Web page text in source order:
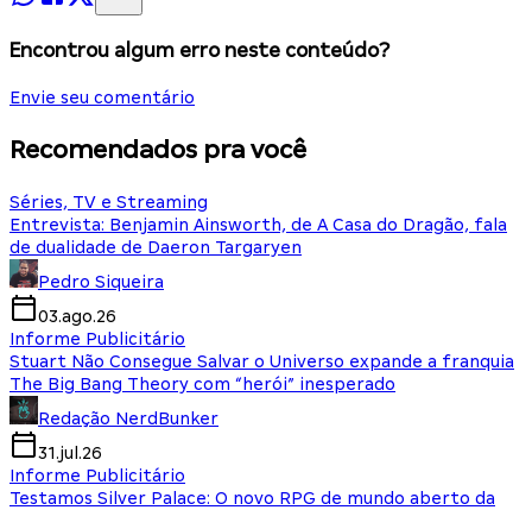
Encontrou algum erro neste conteúdo?
Envie seu comentário
Recomendados pra você
Séries, TV e Streaming
Entrevista: Benjamin Ainsworth, de A Casa do Dragão, fala
de dualidade de Daeron Targaryen
Pedro Siqueira
03.ago.26
Informe Publicitário
Stuart Não Consegue Salvar o Universo expande a franquia
The Big Bang Theory com “herói” inesperado
Redação NerdBunker
31.jul.26
Informe Publicitário
Testamos Silver Palace: O novo RPG de mundo aberto da